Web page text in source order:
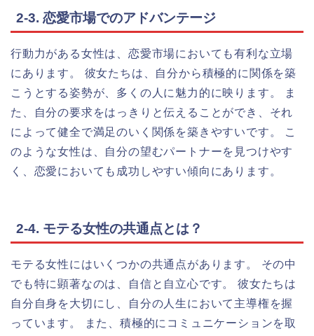
2-3. 恋愛市場でのアドバンテージ
行動力がある女性は、恋愛市場においても有利な立場
にあります。 彼女たちは、自分から積極的に関係を築
こうとする姿勢が、多くの人に魅力的に映ります。 ま
た、自分の要求をはっきりと伝えることができ、それ
によって健全で満足のいく関係を築きやすいです。 こ
のような女性は、自分の望むパートナーを見つけやす
く、恋愛においても成功しやすい傾向にあります。
2-4. モテる女性の共通点とは？
モテる女性にはいくつかの共通点があります。 その中
でも特に顕著なのは、自信と自立心です。 彼女たちは
自分自身を大切にし、自分の人生において主導権を握
っています。 また、積極的にコミュニケーションを取